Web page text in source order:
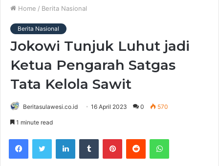
Home / Berita Nasional
Berita Nasional
Jokowi Tunjuk Luhut jadi
Ketua Pengarah Satgas
Tata Kelola Sawit
Beritasulawesi.co.id 16 April 2023 0 570
1 minute read